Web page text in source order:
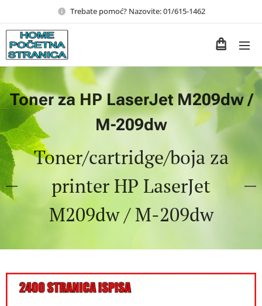
Trebate pomoć? Nazovite: 01/615-1462
Toner za HP LaserJet M209dw /
M-209dw
Toner/cartridge/boja za
printer HP LaserJet
M209dw / M-209dw